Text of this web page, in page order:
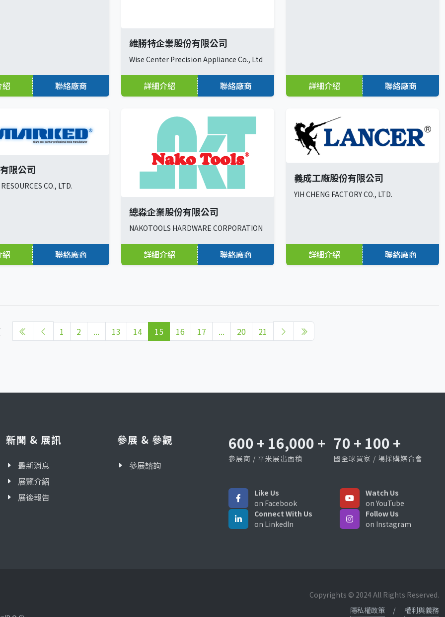
紹 聯絡廠商
維勝特企業股份有限公司
Wise Center Precision Appliance Co., Ltd
詳細介紹 聯絡廠商 詳細介紹 聯絡廠商
限公司
CO., LTD.
紹 聯絡廠商
總淼企業股份有限公司
NAKOTOOLS HARDWARE CORPORATION
詳細介紹 聯絡廠商
義成工廠股份有限公司
YIH CHENG FACTORY CO., LTD.
詳細介紹 聯絡廠商
1 2 ... 13 14 15 16 17 ... 20 21
新聞 & 展訊
最新消息
展覽介紹
展後報告
參展 & 參觀
參展諮詢
600 + 16,000 +
參展商 / 平米展出面積
70 + 100 +
國全球買家 / 場採購媒合會
Like Us
on Facebook
Watch Us
on YouTube
Connect With Us
on LinkedIn
Follow Us
on Instagram
Copyrights © 2024 All Rights Reserved.
隱私權政策
權利與義務